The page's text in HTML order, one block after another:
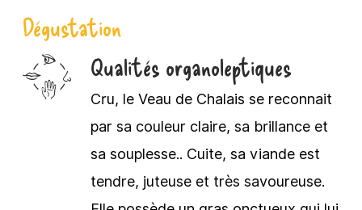
Dégustation
Qualités organoleptiques
Cru, le Veau de Chalais se reconnait
par sa couleur claire, sa brillance et
sa souplesse.. Cuite, sa viande est
tendre, juteuse et très savoureuse.